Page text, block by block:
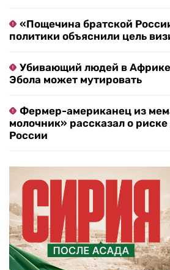
«Пощечина братской
политики объяснили цель
Убивающий людей в
Эбола может мутировать
Фермер-американец из
молочник» рассказал о
России